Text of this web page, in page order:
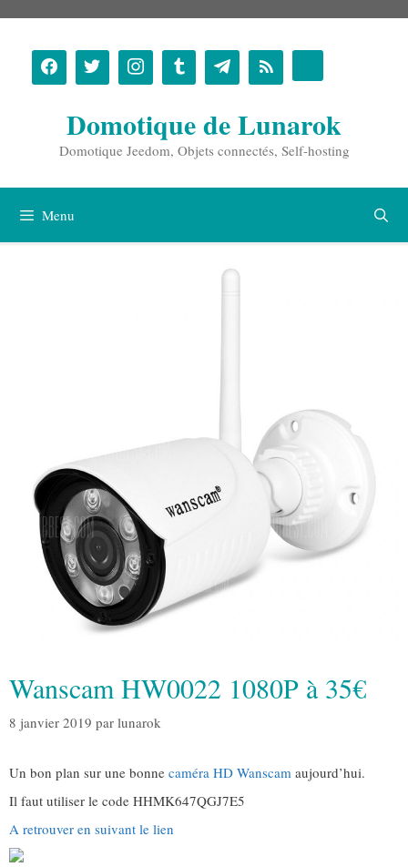
contenu
Domotique de Lunarok
Domotique Jeedom, Objets connectés, Self-hosting
Menu
Wanscam HW0022 1080P à 35€
8 janvier 2019 par lunarok
Un bon plan sur une bonne caméra HD Wanscam aujourd’hui.
Il faut utiliser le code HHMK647QGJ7E5
A retrouver en suivant le lien